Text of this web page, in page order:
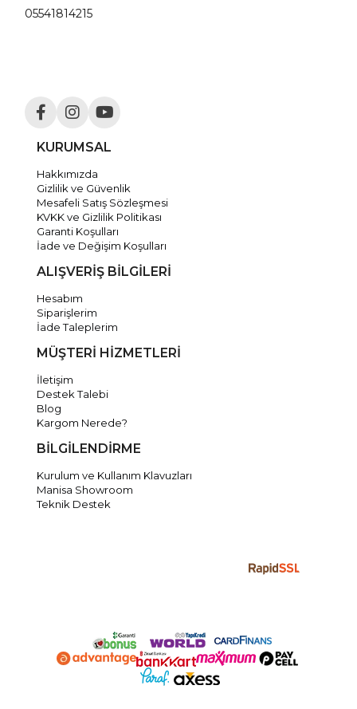
05541814215
KURUMSAL
Hakkımızda
Gizlilik ve Güvenlik
Mesafeli Satış Sözleşmesi
KVKK ve Gizlilik Politikası
Garanti Koşulları
İade ve Değişim Koşulları
ALIŞVERİŞ BİLGİLERİ
Hesabım
Siparişlerim
İade Taleplerim
MÜŞTERİ HİZMETLERİ
İletişim
Destek Talebi
Blog
Kargom Nerede?
BİLGİLENDİRME
Kurulum ve Kullanım Klavuzları
Manisa Showroom
Teknik Destek